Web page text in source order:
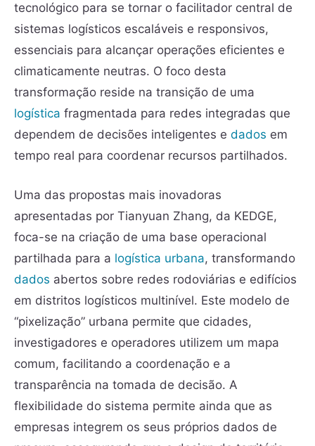
tecnológico para se tornar o facilitador central de
sistemas logísticos escaláveis e responsivos,
essenciais para alcançar operações eficientes e
climaticamente neutras. O foco desta
transformação reside na transição de uma
logística fragmentada para redes integradas que
dependem de decisões inteligentes e dados em
tempo real para coordenar recursos partilhados.
Uma das propostas mais inovadoras
apresentadas por Tianyuan Zhang, da KEDGE,
foca-se na criação de uma base operacional
partilhada para a logística urbana, transformando
dados abertos sobre redes rodoviárias e edifícios
em distritos logísticos multinível. Este modelo de
“pixelização” urbana permite que cidades,
investigadores e operadores utilizem um mapa
comum, facilitando a coordenação e a
transparência na tomada de decisão. A
flexibilidade do sistema permite ainda que as
empresas integrem os seus próprios dados de